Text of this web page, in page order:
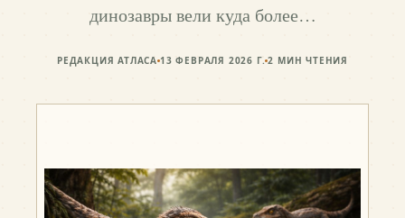
динозавры вели куда более…
РЕДАКЦИЯ АТЛАСА 13 ФЕВРАЛЯ 2026 Г. 2 МИН ЧТЕНИЯ